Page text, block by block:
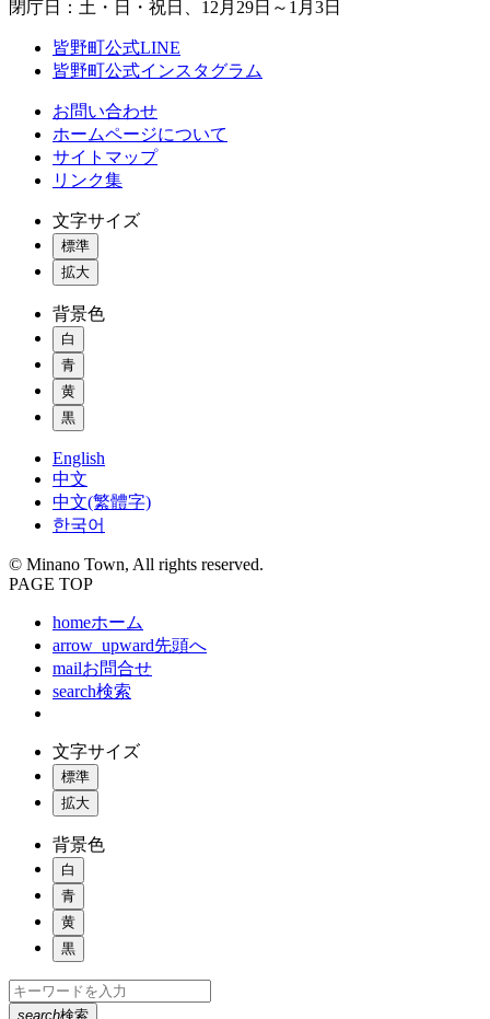
閉庁日：土・日・祝日、12月29日～1月3日
皆野町公式LINE
皆野町公式インスタグラム
お問い合わせ
ホームページについて
サイトマップ
リンク集
文字サイズ
標準
拡大
背景色
白
青
黄
黒
English
中文
中文(繁體字)
한국어
© Minano Town, All rights reserved.
PAGE TOP
homeホーム
arrow_upward先頭へ
mailお問合せ
search検索
文字サイズ
標準
拡大
背景色
白
青
黄
黒
search検索